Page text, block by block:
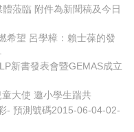
蒞臨 附件為新聞稿及今日
希望 呂學樟：賴士葆的發
新書發表會暨GEMAS成立
大使 邀小學生踹共
- 預測號碼2015-06-04-02-